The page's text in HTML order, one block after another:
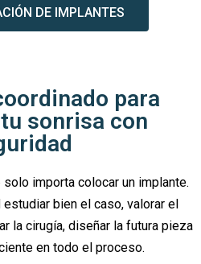
DE IMPLANTES
para
sonrisa con
importa colocar un implante.
bien el caso, valorar el
la cirugía, diseñar la futura pieza
en todo el proceso.